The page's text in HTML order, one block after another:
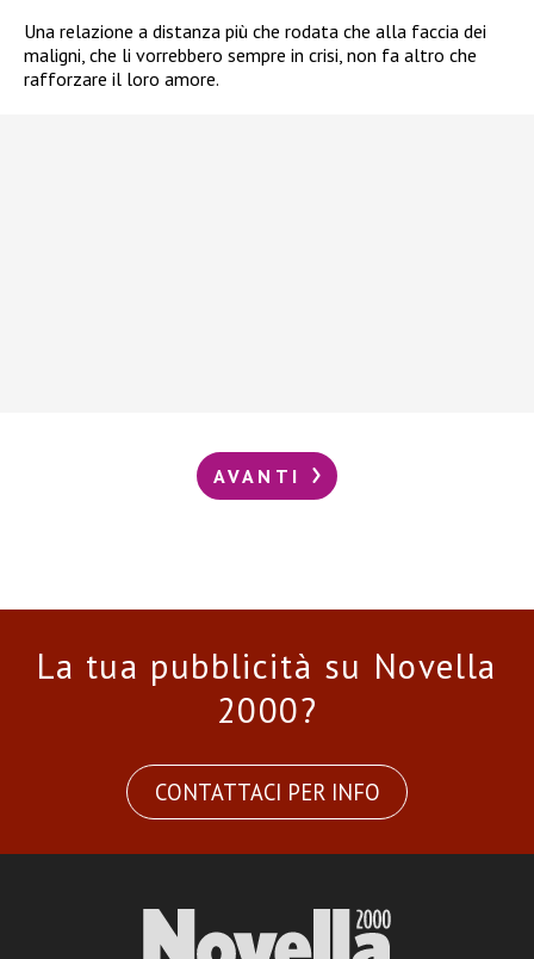
Una relazione a distanza più che rodata che alla faccia dei
maligni, che li vorrebbero sempre in crisi, non fa altro che
rafforzare il loro amore.
AVANTI
La tua pubblicità su Novella
2000?
CONTATTACI PER INFO